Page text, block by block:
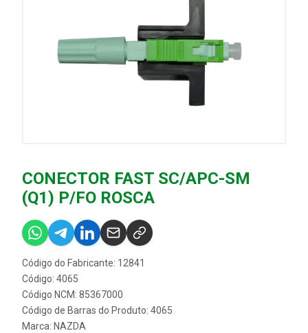
CONECTOR FAST SC/APC-SM
(Q1) P/FO ROSCA
Código do Fabricante: 12841
Código: 4065
Código NCM: 85367000
Código de Barras do Produto: 4065
Marca: NAZDA